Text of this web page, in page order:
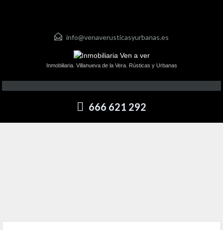
info@venaverusticasyurbanas.es
Inmobiliaria. Villanueva de la Vera. Rústicas y Urbanas
666 621 292